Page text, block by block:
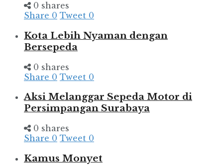
0 shares
Share 0 Tweet 0
Kota Lebih Nyaman dengan
Bersepeda
0 shares
Share 0 Tweet 0
Aksi Melanggar Sepeda Motor di
Persimpangan Surabaya
0 shares
Share 0 Tweet 0
Kamus Monyet